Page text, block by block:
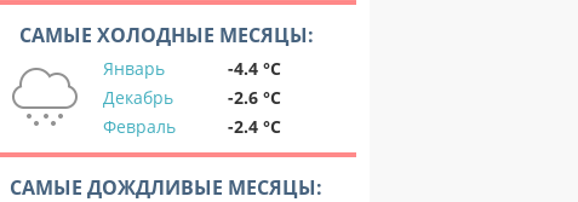
САМЫЕ ХОЛОДНЫЕ МЕСЯЦЫ:
Январь
-4.4 °C
Декабрь
-2.6 °C
Февраль
-2.4 °C
САМЫЕ ДОЖДЛИВЫЕ МЕСЯЦЫ: